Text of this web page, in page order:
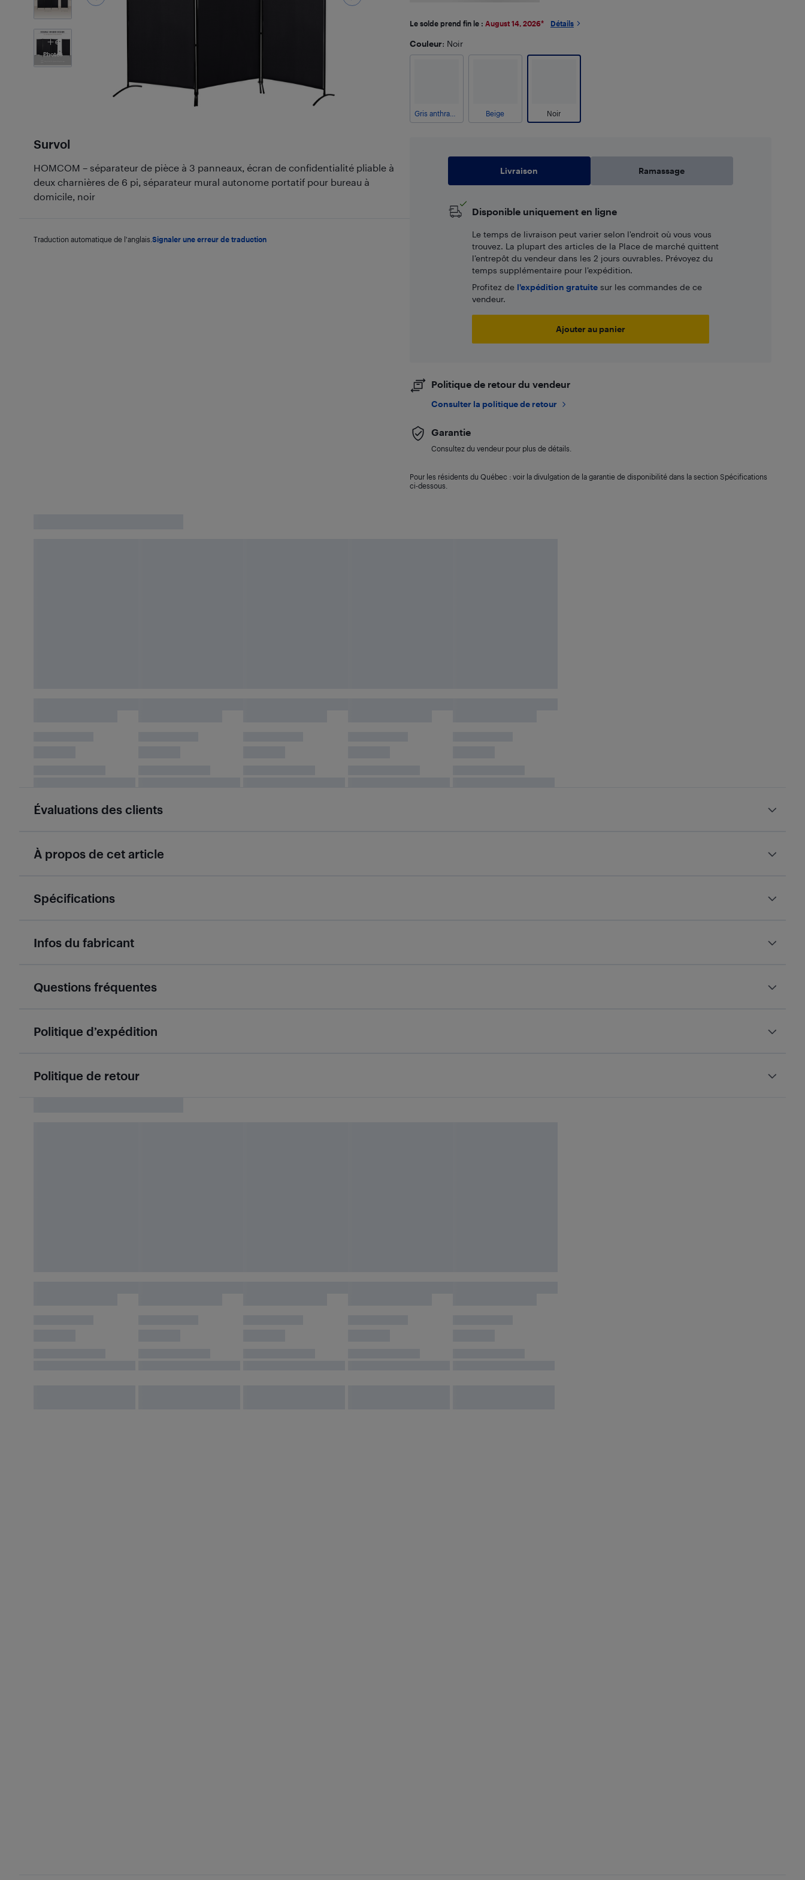
6
Photos
Survol
HOMCOM – séparateur de pièce à 3 panneaux, écran de confidentialité pliable à
deux charnières de 6 pi, séparateur mural autonome portatif pour bureau à
domicile, noir
Traduction automatique de l'anglais. Signaler une erreur de traduction
Le solde prend fin le : August 14, 2026* Détails
Couleur: Noir
Gris anthracite Beige Noir
Livraison Ramassage
Disponible uniquement en ligne
Le temps de livraison peut varier selon l'endroit où vous vous
trouvez. La plupart des articles de la Place de marché quittent
l’entrepôt du vendeur dans les 2 jours ouvrables. Prévoyez du
temps supplémentaire pour l’expédition.
Profitez de l'expédition gratuitesur les commandes de ce
vendeur.
Ajouter au panier
Politique de retour du vendeur
Consulter la politique de retour
Garantie
Consultez du vendeur pour plus de détails.
Pour les résidents du Québec : voir la divulgation de la garantie de disponibilité dans la section Spécifications
ci-dessous.
Évaluations des clients
À propos de cet article
Spécifications
Infos du fabricant
Questions fréquentes
Politique d’expédition
Politique de retour